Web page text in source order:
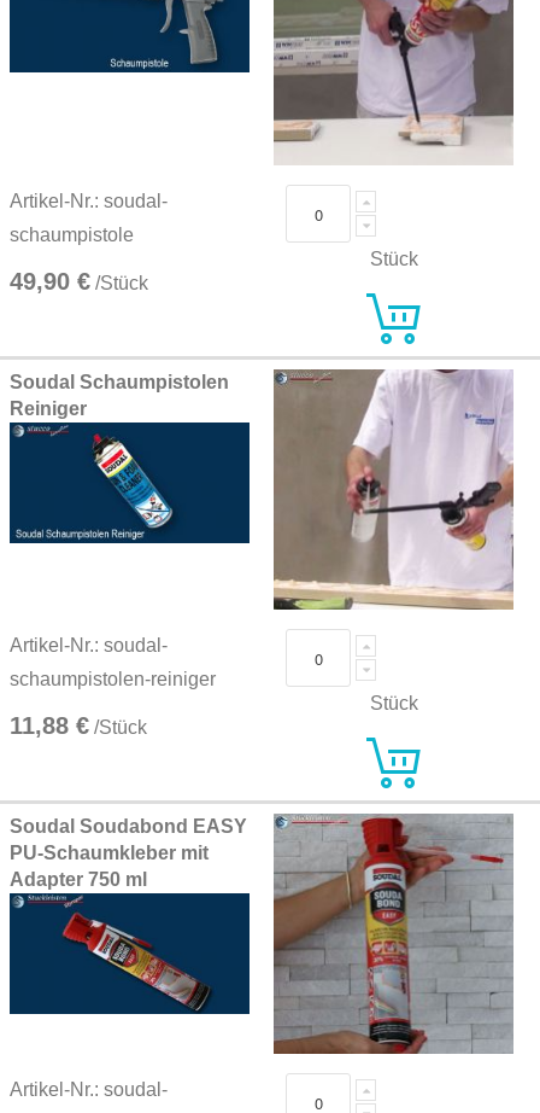
Artikel-Nr.: soudal-
schaumpistole
49,90 € /Stück
Stück
Soudal Schaumpistolen
Reiniger
Artikel-Nr.: soudal-
schaumpistolen-reiniger
11,88 € /Stück
Stück
Soudal Soudabond EASY
PU-Schaumkleber mit
Adapter 750 ml
Artikel-Nr.: soudal-